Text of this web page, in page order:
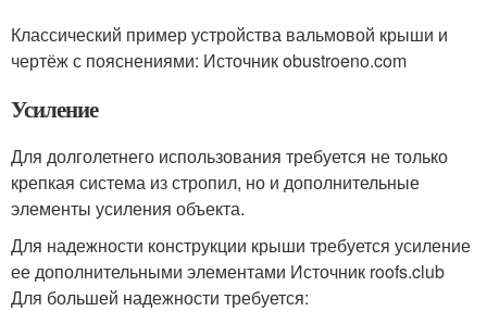
Классический пример устройства вальмовой крыши и
чертёж с пояснениями: Источник obustroeno.com
Усиление
Для долголетнего использования требуется не только
крепкая система из стропил, но и дополнительные
элементы усиления объекта.
Для надежности конструкции крыши требуется усиление
ее дополнительными элементами Источник roofs.club
Для большей надежности требуется: